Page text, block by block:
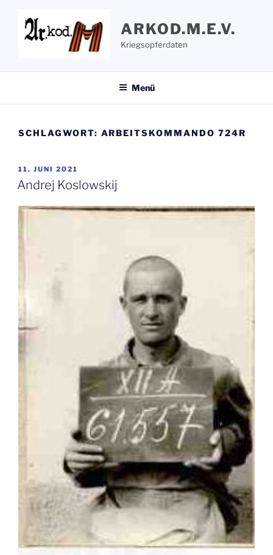
springen
ARKOD.M.E.V.
Kriegsopferdaten
Menü
SCHLAGWORT: ARBEITSKOMMANDO 724R
VERÖFFENTLICHT
AM
11. JUNI 2021
Andrej Koslowskij